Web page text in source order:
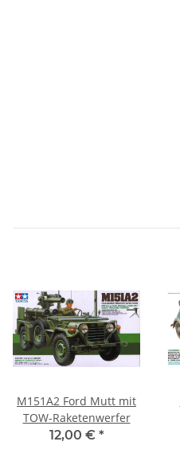
M151A2 Ford Mutt mit
TOW-Raketenwerfer
12,00 € *